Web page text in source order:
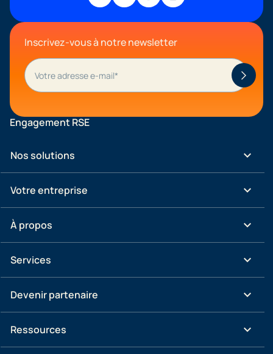
Inscrivez-vous à notre newsletter
Engagement RSE
Nos solutions keyboard_arrow_down
Votre entreprise keyboard_arrow_down
À propos keyboard_arrow_down
Services keyboard_arrow_down
Devenir partenaire keyboard_arrow_down
Ressources keyboard_arrow_down